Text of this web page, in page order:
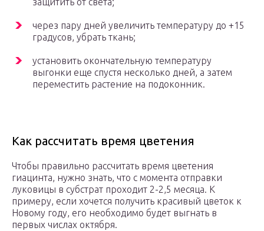
через пару дней увеличить температуру до +15
градусов, убрать ткань;
установить окончательную температуру
выгонки еще спустя несколько дней, а затем
переместить растение на подоконник.
Как рассчитать время цветения
Чтобы правильно рассчитать время цветения
гиацинта, нужно знать, что с момента отправки
луковицы в субстрат проходит 2-2,5 месяца. К
примеру, если хочется получить красивый цветок к
Новому году, его необходимо будет выгнать в
первых числах октября.